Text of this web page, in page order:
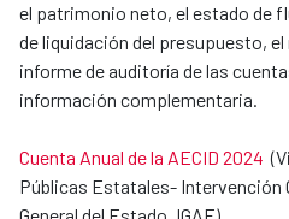
el patrimonio neto, el estado de
de liquidación del presupuesto, el
informe de auditoría de las
información complementaria.
Cuenta Anual de la AECID 2024
Públicas Estatales- Intervención